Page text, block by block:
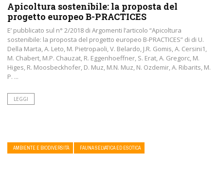
Apicoltura sostenibile: la proposta del
progetto europeo B-PRACTICES
E’ pubblicato sul n° 2/2018 di Argomenti l’articolo “Apicoltura
sostenibile: la proposta del progetto europeo B-PRACTICES” di di U.
Della Marta, A. Leto, M. Pietropaoli, V. Belardo, J.R. Gomis, A. Cersini1,
M. Chabert, M.P. Chauzat, R. Eggenhoeffner, S. Erat, A. Gregorc, M.
Higes, R. Moosbeckhofer, D. Muz, M.N. Muz, N. Ozdemir, A. Ribarits, M.
P. ...
LEGGI
AMBIENTE E BIODIVERSITÀ FAUNA SELVATICA ED ESOTICA